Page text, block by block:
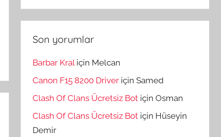
Son yorumlar
Barbar Kraliçin Melcan
Canon F15 8200 Driver içinSamed
Clash Of Clans Ücretsiz Bot içinOsman
Clash Of Clans Ücretsiz Bot için Hüseyin
Demir